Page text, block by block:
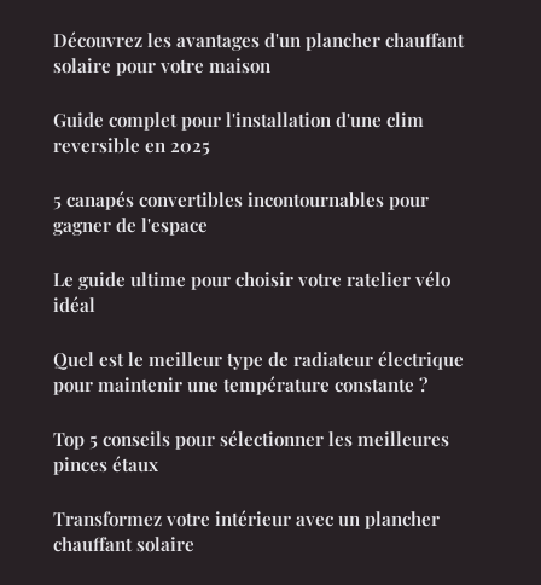
Découvrez les avantages d'un plancher chauffant
solaire pour votre maison
Guide complet pour l'installation d'une clim
reversible en 2025
5 canapés convertibles incontournables pour
gagner de l'espace
Le guide ultime pour choisir votre ratelier vélo
idéal
Quel est le meilleur type de radiateur électrique
pour maintenir une température constante ?
Top 5 conseils pour sélectionner les meilleures
pinces étaux
Transformez votre intérieur avec un plancher
chauffant solaire